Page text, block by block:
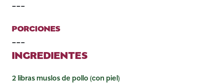
---
PORCIONES
---
INGREDIENTES
2 libras muslos de pollo (con piel)